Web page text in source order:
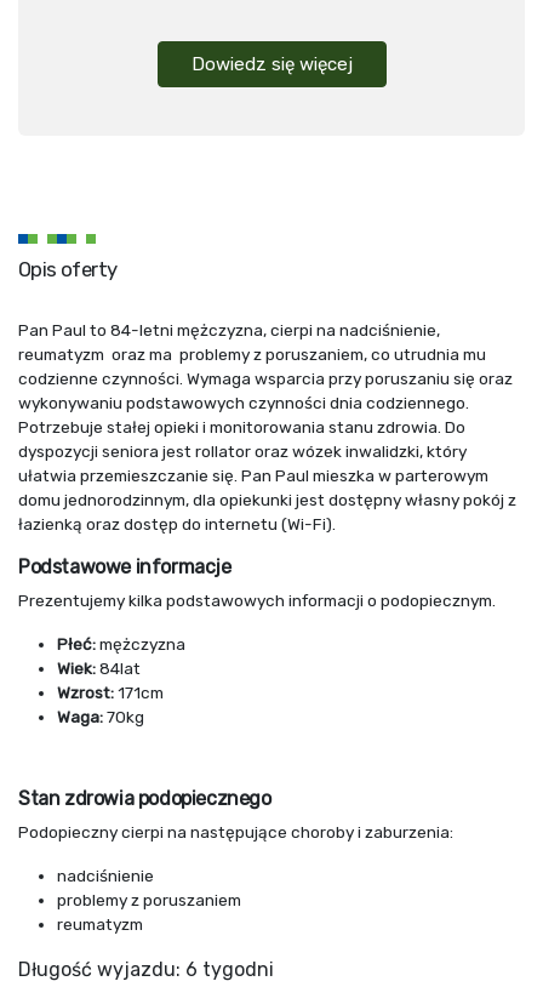
Dowiedz się więcej
Opis oferty
Pan Paul to 84-letni mężczyzna, cierpi na nadciśnienie,
reumatyzm oraz ma problemy z poruszaniem, co utrudnia mu
codzienne czynności. Wymaga wsparcia przy poruszaniu się oraz
wykonywaniu podstawowych czynności dnia codziennego.
Potrzebuje stałej opieki i monitorowania stanu zdrowia. Do
dyspozycji seniora jest rollator oraz wózek inwalidzki, który
ułatwia przemieszczanie się. Pan Paul mieszka w parterowym
domu jednorodzinnym, dla opiekunki jest dostępny własny pokój z
łazienką oraz dostęp do internetu (Wi-Fi).
Podstawowe informacje
Prezentujemy kilka podstawowych informacji o podopiecznym.
Płeć:mężczyzna
Wiek:84lat
Wzrost:171cm
Waga:70kg
Stan zdrowia podopiecznego
Podopieczny cierpi na następujące choroby i zaburzenia:
nadciśnienie
problemy z poruszaniem
reumatyzm
Długość wyjazdu: 6 tygodni